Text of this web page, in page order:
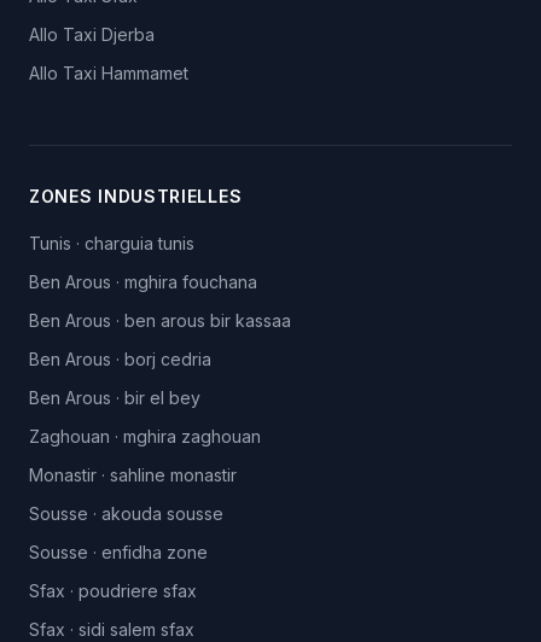
Allo Taxi Djerba
Allo Taxi Hammamet
ZONES INDUSTRIELLES
Tunis · charguia tunis
Ben Arous · mghira fouchana
Ben Arous · ben arous bir kassaa
Ben Arous · borj cedria
Ben Arous · bir el bey
Zaghouan · mghira zaghouan
Monastir · sahline monastir
Sousse · akouda sousse
Sousse · enfidha zone
Sfax · poudriere sfax
Sfax · sidi salem sfax